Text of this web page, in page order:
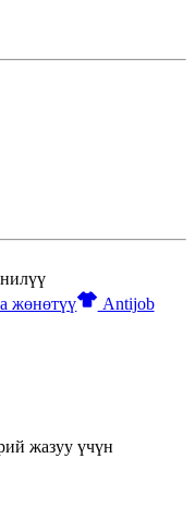
жөнөтүү
Antijob
жазуу үчүн